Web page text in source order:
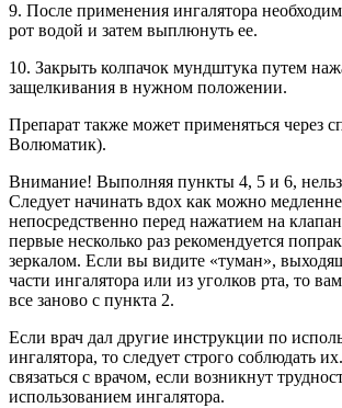
9. После применения ингалятора
рот водой и затем выплюнуть ее.
10. Закрыть колпачок мундштука путем
защелкивания в нужном положении.
Препарат также может применяться через
Волюматик).
Внимание! Выполняя пункты 4, 5 и 6,
Следует начинать вдох как можно
непосредственно перед нажатием на
первые несколько раз рекомендуется
зеркалом. Если вы видите «туман»,
части ингалятора или из уголков рта, то
все заново с пункта 2.
Если врач дал другие инструкции по
ингалятора, то следует строго соблюдать
связаться с врачом, если возникнут
использованием ингалятора.